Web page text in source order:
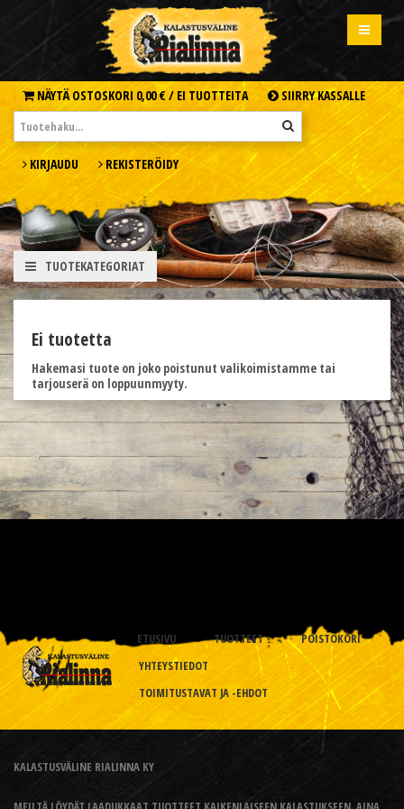
NÄYTÄ OSTOSKORI 0,00 € / EI TUOTTEITA SIIRRY KASSALLE
KIRJAUDU REKISTERÖIDY
TUOTEKATEGORIAT
Ei tuotetta
Hakemasi tuote on joko poistunut valikoimistamme tai
tarjouserä on loppuunmyyty.
ETUSIVU TUOTTEET
POISTOKORI
YHTEYSTIEDOT
TOIMITUSTAVAT JA -EHDOT
KALASTUSVÄLINE RIALINNA KY